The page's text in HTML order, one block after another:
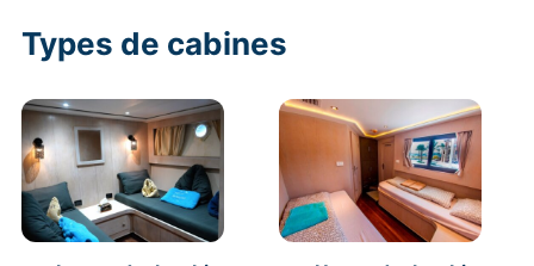
Types de cabines